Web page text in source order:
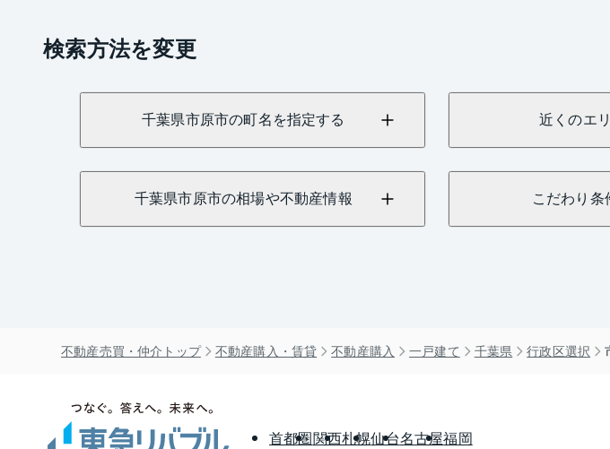
検索方法を変更
千葉県市原市の町名を指定する 近くのエ
千葉県市原市の相場や不動産情報 こだわり条
不動産売買・仲介トップ 不動産購入・賃貸 不動産購入 一戸建て 千葉県 行政区選択
首都圏関西札幌仙台名古屋福岡